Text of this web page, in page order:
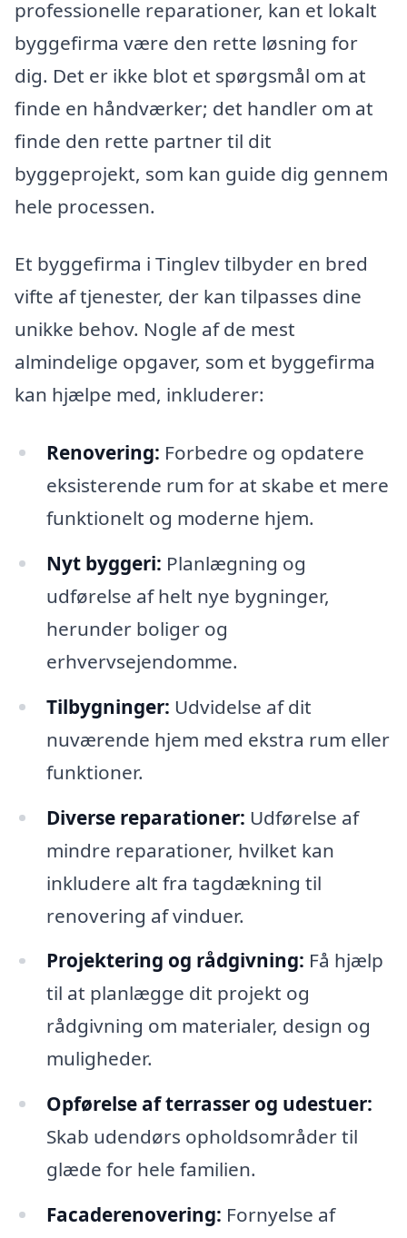
professionelle reparationer, kan et lokalt
byggefirma være den rette løsning for
dig. Det er ikke blot et spørgsmål om at
finde en håndværker; det handler om at
finde den rette partner til dit
byggeprojekt, som kan guide dig gennem
hele processen.
Et byggefirma i Tinglev tilbyder en bred
vifte af tjenester, der kan tilpasses dine
unikke behov. Nogle af de mest
almindelige opgaver, som et byggefirma
kan hjælpe med, inkluderer:
Renovering: Forbedre og opdatere
eksisterende rum for at skabe et mere
funktionelt og moderne hjem.
Nyt byggeri: Planlægning og
udførelse af helt nye bygninger,
herunder boliger og
erhvervsejendomme.
Tilbygninger: Udvidelse af dit
nuværende hjem med ekstra rum eller
funktioner.
Diverse reparationer: Udførelse af
mindre reparationer, hvilket kan
inkludere alt fra tagdækning til
renovering af vinduer.
Projektering og rådgivning: Få hjælp
til at planlægge dit projekt og
rådgivning om materialer, design og
muligheder.
Opførelse af terrasser og udestuer:
Skab udendørs opholdsområder til
glæde for hele familien.
Facaderenovering: Fornyelse af